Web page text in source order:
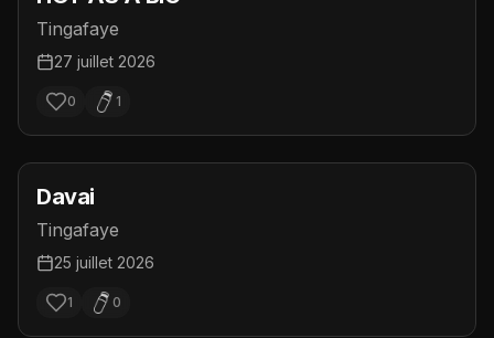
Tingafaye
27 juillet 2026
0 1
Davai
Tingafaye
25 juillet 2026
1 0